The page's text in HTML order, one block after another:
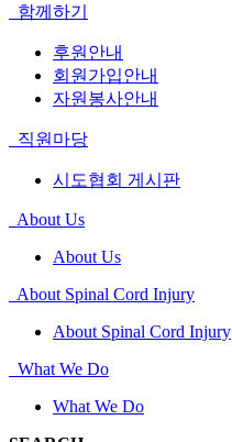
함께하기
후원안내
회원가입안내
자원봉사안내
직원마당
시도협회 게시판
About Us
About Us
About Spinal Cord Injury
About Spinal Cord Injury
What We Do
What We Do